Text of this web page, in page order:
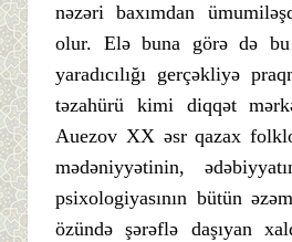
nəzəri baxımdan
olur. Elə buna görə də bu
yaradıcılığı gerçəkliyə
təzahürü kimi diqqət
Auezov XX əsr qazax
mədəniyyətinin,
psixologiyasının bütün
özündə şərəflə daşıyan